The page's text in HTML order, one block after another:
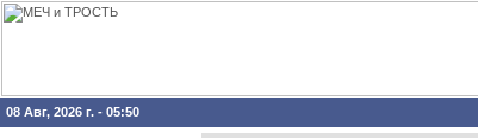
08 Авг, 2026 г. - 05:50